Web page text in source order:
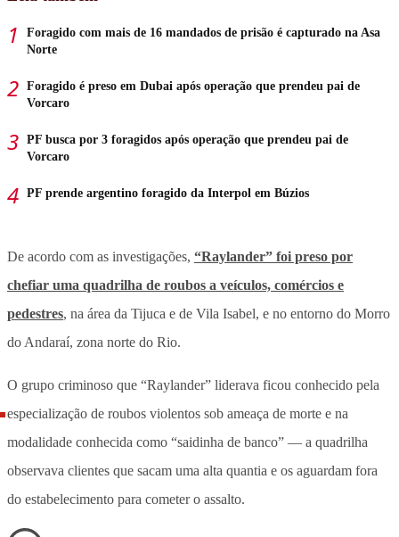
Foragido com mais de 16 mandados de prisão é capturado na Asa
Norte
Foragido é preso em Dubai após operação que prendeu pai de
Vorcaro
PF busca por 3 foragidos após operação que prendeu pai de
Vorcaro
PF prende argentino foragido da Interpol em Búzios
De acordo com as investigações, “Raylander” foi preso por
chefiar uma quadrilha de roubos a veículos, comércios e
pedestres, na área da Tijuca e de Vila Isabel, e no entorno do Morro
do Andaraí, zona norte do Rio.
O grupo criminoso que “Raylander” liderava ficou conhecido pela
especialização de roubos violentos sob ameaça de morte e na
modalidade conhecida como “saidinha de banco” — a quadrilha
observava clientes que sacam uma alta quantia e os aguardam fora
do estabelecimento para cometer o assalto.